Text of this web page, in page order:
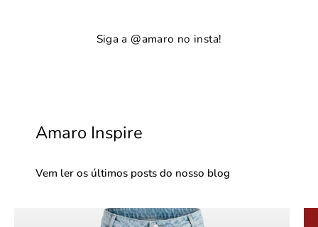
Siga a @amaro no insta!
Amaro Inspire
Vem ler os últimos posts do nosso blog